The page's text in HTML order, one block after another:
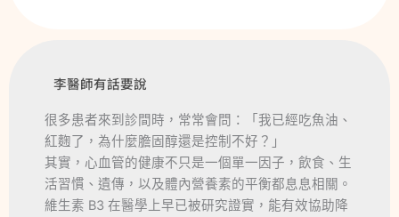
李醫師有話要說
很多患者來到診間時，常常會問：「我已經吃魚油、
紅麴了，為什麼膽固醇還是控制不好？」
其實，心血管的健康不只是一個單一因子，飲食、生
活習慣、遺傳，以及體內營養素的平衡都息息相關。
維生素 B3 在醫學上早已被研究證實，能有效協助降